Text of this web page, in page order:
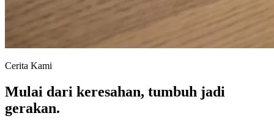
Cerita Kami
Mulai dari keresahan, tumbuh jadi
gerakan.